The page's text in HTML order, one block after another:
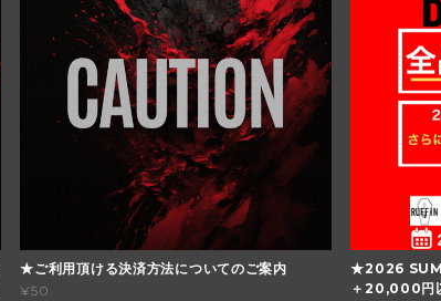
★ご利用頂ける決済方法についてのご案内
¥50
★2026
＋20,000円